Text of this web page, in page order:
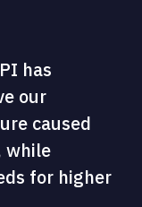
has
our
caused
while
for higher